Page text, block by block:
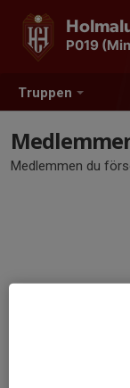
Truppen
P019
Medlemmen du